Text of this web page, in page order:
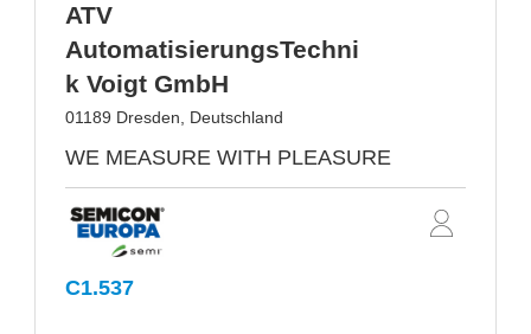
ATV
AutomatisierungsTechni
k Voigt GmbH
01189 Dresden, Deutschland
WE MEASURE WITH PLEASURE
C1.537